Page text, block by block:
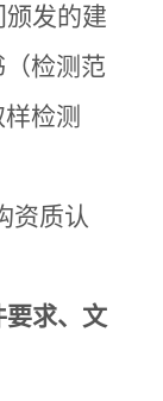
发的建
检测范
检测
资质认
求、 文